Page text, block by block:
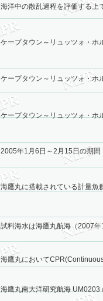
海洋中の散乱過程を評価する上
ケープタウン～リュッツォ・ホ
ケープタウン～リュッツォ・ホ
ケープタウン～リュッツォ・ホ
2005年1月6日～2月15日の期間
海鷹丸に搭載されている計量魚
試料海水は海鷹丸航海（2007
海鷹丸において
海鷹丸南大洋研究航海 UM0203